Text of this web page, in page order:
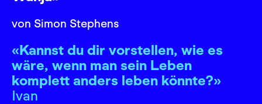
von Simon Stephens
«Kannst du dir vorstellen, wie es
wäre, wenn man sein Leben
komplett anders leben könnte?»
Ivan